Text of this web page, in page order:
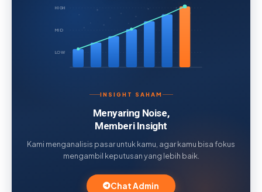
HIGH
MID
LOW
INSIGHT SAHAM
Menyaring Noise,
Memberi Insight
Kami menganalisis pasar untuk kamu, agar kamu bisa fokus
mengambil keputusan yang lebih baik.
Chat Admin